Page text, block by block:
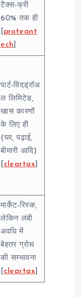
टैक्स‑फ्री
60% तक ही
proteant
ech
पार्ट‑विदड्रॉअ
ल लिमिटेड,
खास कारणों
के लिए ही
(घर, पढ़ाई,
बीमारी आदि)
cleartax
मार्केट‑रिस्क,
लेकिन लंबी
अवधि में
बेहतर ग्रोथ
की सम्भावना
cleartax